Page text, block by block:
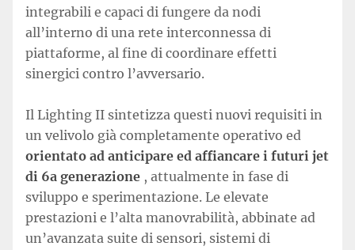
integrabili e capaci di fungere da nodi
all’interno di una rete interconnessa di
piattaforme, al fine di coordinare effetti
sinergici contro l’avversario.
Il Lighting II sintetizza questi nuovi requisiti in
un velivolo già completamente operativo ed
orientato ad anticipare ed affiancare i futuri jet
di 6a generazione , attualmente in fase di
sviluppo e sperimentazione. Le elevate
prestazioni e l’alta manovrabilità, abbinate ad
un’avanzata suite di sensori, sistemi di